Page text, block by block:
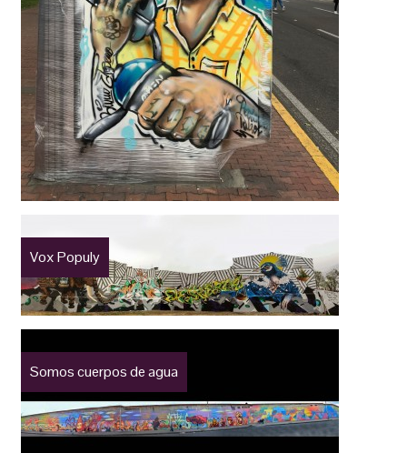
Vox Populy
Somos cuerpos de agua